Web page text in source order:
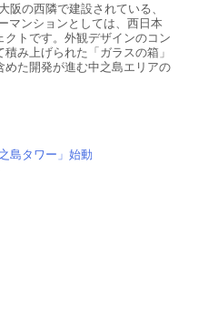
阪の西隣で建設されている、
マンションとしては、西日本
トです。外観デザインのコン
み上げられた「ガラスの箱」
た開発が進む中之島エリアの
島タワー」始動